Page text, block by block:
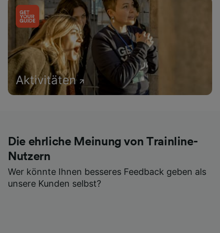
Aktivitäten
Die ehrliche Meinung von Trainline-
Nutzern
Wer könnte Ihnen besseres Feedback geben als
unsere Kunden selbst?